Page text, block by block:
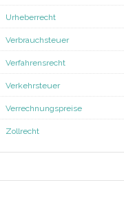
Urheberrecht
Verbrauchsteuer
Verfahrensrecht
Verkehrsteuer
Verrechnungspreise
Zollrecht